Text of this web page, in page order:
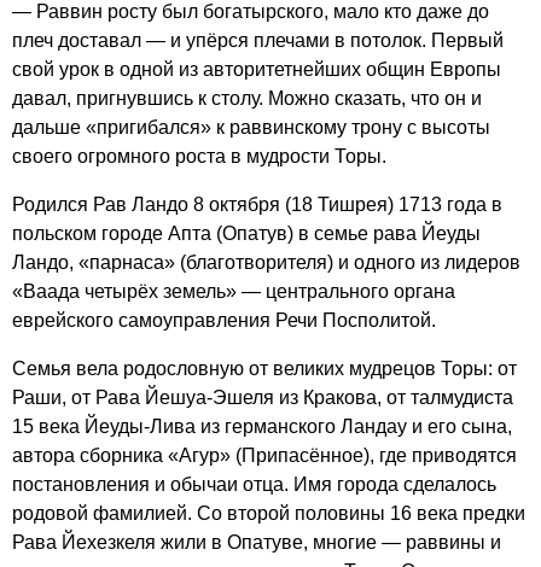
— Раввин росту был богатырского, мало кто даже до
плеч доставал — и упёрся плечами в потолок. Первый
свой урок в одной из авторитетнейших общин Европы
давал, пригнувшись к столу. Можно сказать, что он и
дальше «пригибался» к раввинскому трону с высоты
своего огромного роста в мудрости Торы.
Родился Рав Ландо 8 октября (18 Тишрея) 1713 года в
польском городе Апта (Опатув) в семье рава Йеуды
Ландо, «парнаса» (благотворителя) и одного из лидеров
«Ваада четырёх земель» — центрального органа
еврейского самоуправления Речи Посполитой.
Семья вела родословную от великих мудрецов Торы: от
Раши, от Рава Йешуа-Эшеля из Кракова, от талмудиста
15 века Йеуды-Лива из германского Ландау и его сына,
автора сборника «Агур» (Припасённое), где приводятся
постановления и обычаи отца. Имя города сделалось
родовой фамилией. Со второй половины 16 века предки
Рава Йехезкеля жили в Опатуве, многие — раввины и